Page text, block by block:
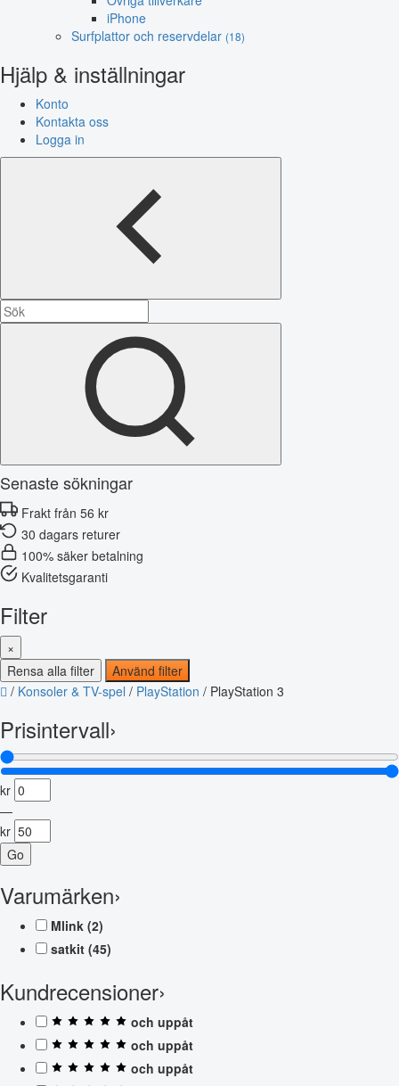
iPhone
Surfplattor och reservdelar (18)
Hjälp & inställningar
Konto
Kontakta oss
Logga in
Senaste sökningar
Frakt från 56 kr
30 dagars returer
100% säker betalning
Kvalitetsgaranti
Filter
×
Rensa alla filter
Använd filter
/ Konsoler & TV-spel / PlayStation / PlayStation 3
Prisintervall›
kr
—
kr
Go
Varumärken›
Mlink (2)
satkit (45)
Kundrecensioner›
och uppåt
och uppåt
och uppåt